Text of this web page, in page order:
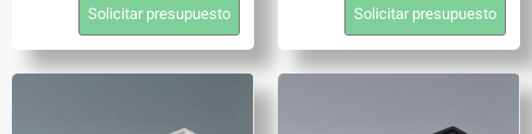
Solicitar presupuesto Solicitar presupuesto